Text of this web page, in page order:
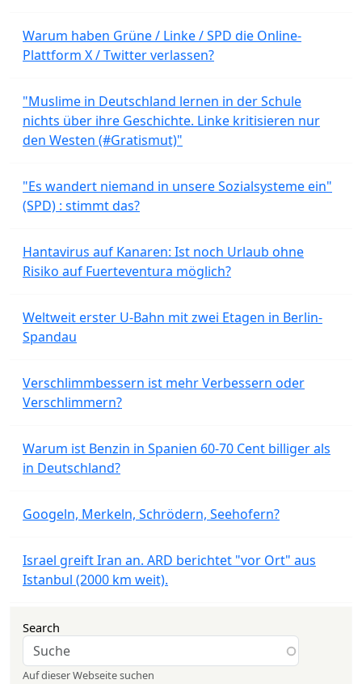
Warum haben Grüne / Linke / SPD die Online-
Plattform X / Twitter verlassen?
"Muslime in Deutschland lernen in der Schule
nichts über ihre Geschichte. Linke kritisieren nur
den Westen (#Gratismut)"
"Es wandert niemand in unsere Sozialsysteme ein"
(SPD) : stimmt das?
Hantavirus auf Kanaren: Ist noch Urlaub ohne
Risiko auf Fuerteventura möglich?
Weltweit erster U-Bahn mit zwei Etagen in Berlin-
Spandau
Verschlimmbessern ist mehr Verbessern oder
Verschlimmern?
Warum ist Benzin in Spanien 60-70 Cent billiger als
in Deutschland?
Googeln, Merkeln, Schrödern, Seehofern?
Israel greift Iran an. ARD berichtet "vor Ort" aus
Istanbul (2000 km weit).
Search
Auf dieser Webseite suchen